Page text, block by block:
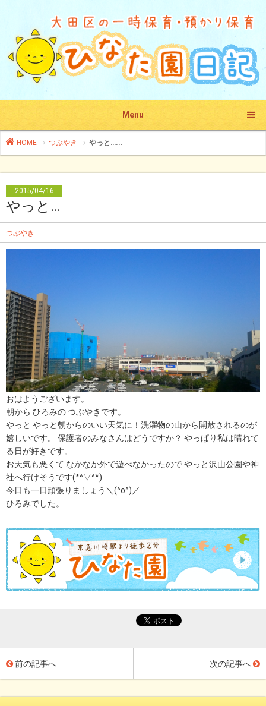
Menu
HOME つぶやき やっと…...
2015/04/16
やっと…
つぶやき
おはようございます。
朝から ひろみの つぶやきです。
やっと やっと朝からのいい天気に！洗濯物の山から開放されるのが
嬉しいです。 保護者のみなさんはどうですか？ やっぱり私は晴れて
る日が好きです。
お天気も悪くて なかなか外で遊べなかったので やっと沢山公園や神
社へ行けそうです(*^▽^*)
今日も一日頑張りましょう＼(^o^)／
ひろみでした。
前の記事へ 次の記事へ